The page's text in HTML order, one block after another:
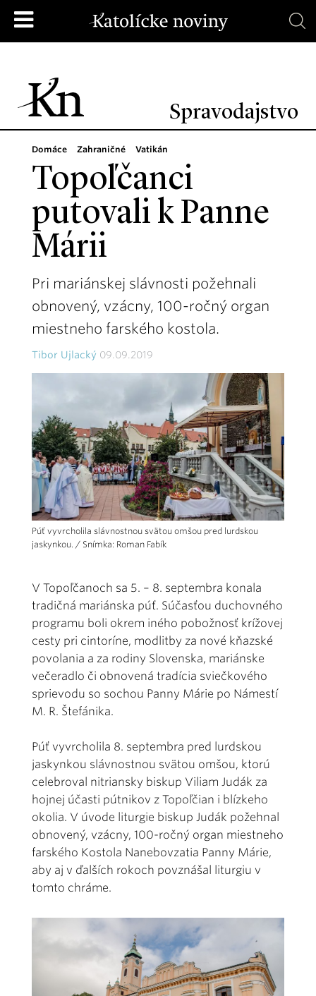
Spravodajstvo
Domáce Zahraničné Vatikán
Topoľčanci
putovali k Panne
Márii
Pri mariánskej slávnosti požehnali
obnovený, vzácny, 100-ročný organ
miestneho farského kostola.
Tibor Ujlacký 09.09.2019
Púť vyvrcholila slávnostnou svätou omšou pred lurdskou
jaskynkou. / Snímka: Roman Fabík
V Topoľčanoch sa 5. – 8. septembra konala
tradičná mariánska púť. Súčasťou duchovného
programu boli okrem iného pobožnosť krížovej
cesty pri cintoríne, modlitby za nové kňazské
povolania a za rodiny Slovenska, mariánske
večeradlo či obnovená tradícia sviečkového
sprievodu so sochou Panny Márie po Námestí
M. R. Štefánika.
Púť vyvrcholila 8. septembra pred lurdskou
jaskynkou slávnostnou svätou omšou, ktorú
celebroval nitriansky biskup Viliam Judák za
hojnej účasti pútnikov z Topoľčian i blízkeho
okolia. V úvode liturgie biskup Judák požehnal
obnovený, vzácny, 100-ročný organ miestneho
farského Kostola Nanebovzatia Panny Márie,
aby aj v ďalších rokoch povznášal liturgiu v
tomto chráme.